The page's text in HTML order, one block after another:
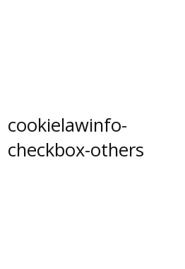
cookielawinfo-
checkbox-others